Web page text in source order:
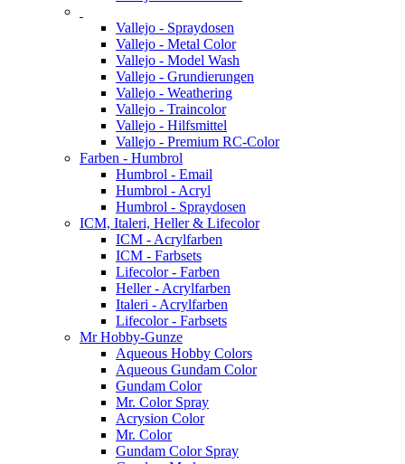
Vallejo - Spraydosen
Vallejo - Metal Color
Vallejo - Model Wash
Vallejo - Grundierungen
Vallejo - Weathering
Vallejo - Traincolor
Vallejo - Hilfsmittel
Vallejo - Premium RC-Color
Farben - Humbrol
Humbrol - Email
Humbrol - Acryl
Humbrol - Spraydosen
ICM, Italeri, Heller & Lifecolor
ICM - Acrylfarben
ICM - Farbsets
Lifecolor - Farben
Heller - Acrylfarben
Italeri - Acrylfarben
Lifecolor - Farbsets
Mr Hobby-Gunze
Aqueous Hobby Colors
Aqueous Gundam Color
Gundam Color
Mr. Color Spray
Acrysion Color
Mr. Color
Gundam Color Spray